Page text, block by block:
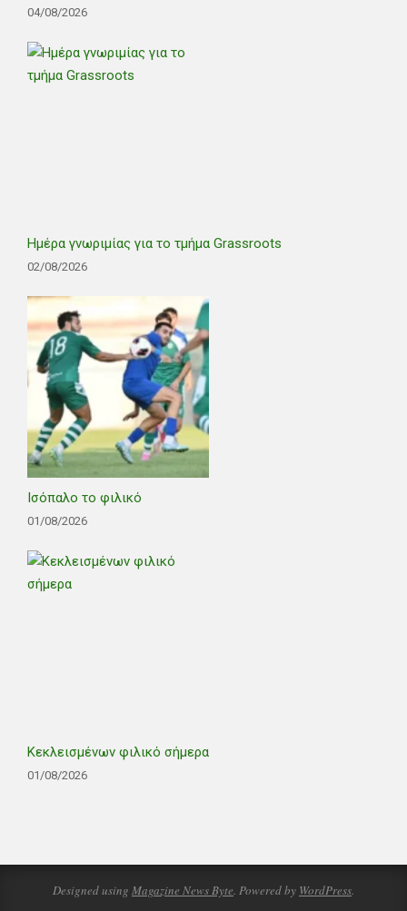
04/08/2026
Ημέρα γνωριμίας για το τμήμα Grassroots
02/08/2026
Ισόπαλο το φιλικό
01/08/2026
Κεκλεισμένων φιλικό σήμερα
01/08/2026
Designed using Magazine News Byte. Powered by WordPress.